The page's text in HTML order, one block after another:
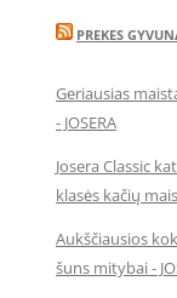
PREKES
Geriausias
- JOSERA
Josera Classic
klasės kačių
Aukščiausios
šuns mitybai -